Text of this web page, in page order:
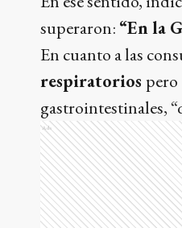
superaron: “En la
En cuanto a las
respiratorios
gastrointestinales,
Ads